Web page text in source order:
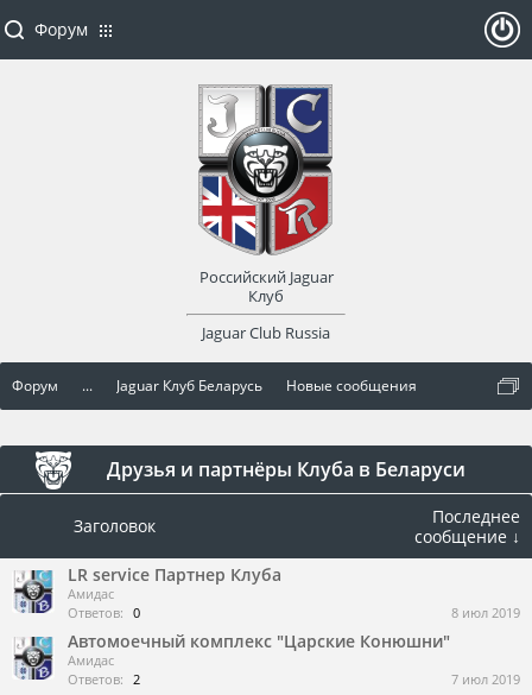
Форум ... Jaguar Клуб Беларусь Новые сообщения
Друзья и партнёры Клуба в Беларуси
Заголовок
Последнее
сообщение ↓
LR service Партнер Клуба
Амидас
Ответов: 0 8 июл 2019
Автомоечный комплекс "Царские Конюшни"
Амидас
Ответов: 2 7 июл 2019
Форум
Российский Jaguar
Клуб
Jaguar Club Russia
оват